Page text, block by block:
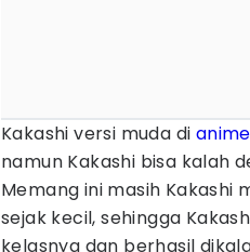
Kakashi versi muda di anime
namun Kakashi bisa kalah
Memang ini masih Kakashi
sejak kecil, sehingga
kelasnya dan berhasil